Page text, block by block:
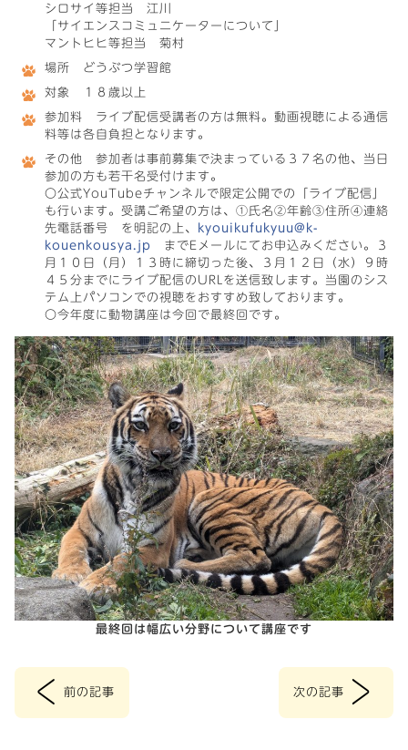
シロサイ等担当 江川
「サイエンスコミュニケーターについて」
マントヒヒ等担当 菊村
場所 どうぶつ学習館
対象 １８歳以上
参加料 ライブ配信受講者の方は無料。動画視聴による通信
料等は各自負担となります。
その他 参加者は事前募集で決まっている３７名の他、当日
参加の方も若干名受付けます。
〇公式YouTubeチャンネルで限定公開での「ライブ配信」
も行います。受講ご希望の方は、①氏名②年齢③住所④連絡
先電話番号 を明記の上、
kyouikufukyuu@k-
kouenkousya.jp までEメールにてお申込みください。３
月１０日（月）１３時に締切った後、３月１２日（水）９時
４５分までにライブ配信のURLを送信致します。当園のシス
テム上パソコンでの視聴をおすすめ致しております。
〇今年度に動物講座は今回で最終回です。
最終回は幅広い分野について講座です
< 前の記事 次の記事 >